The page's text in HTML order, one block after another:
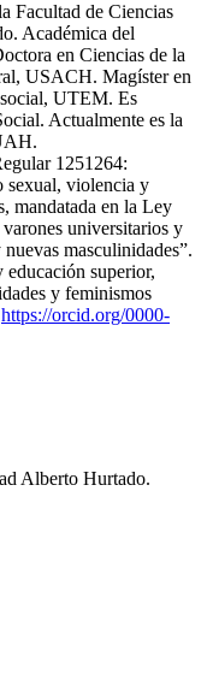
Facultad de Ciencias
Académica del
en Ciencias de la
USACH. Magíster en
UTEM. Es
Actualmente es la
1251264:
sexual, violencia y
mandatada en la Ley
varones universitarios y
masculinidades”.
educación superior,
y feminismos
https://orcid.org/0000-
Alberto Hurtado.